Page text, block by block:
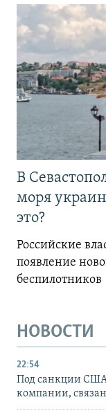
В
моря
это?
Российские
появление
беспилотников
НОВОСТИ
22:54
Под санкции США
компании,